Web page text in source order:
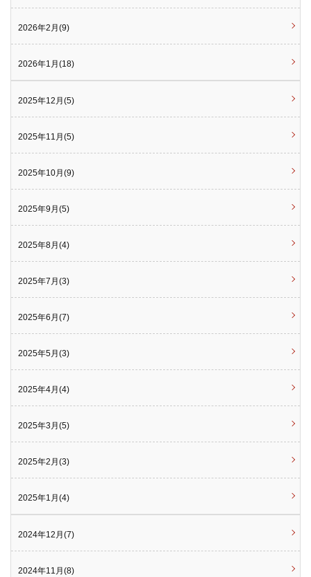
2026年2月(9)
2026年1月(18)
2025年12月(5)
2025年11月(5)
2025年10月(9)
2025年9月(5)
2025年8月(4)
2025年7月(3)
2025年6月(7)
2025年5月(3)
2025年4月(4)
2025年3月(5)
2025年2月(3)
2025年1月(4)
2024年12月(7)
2024年11月(8)